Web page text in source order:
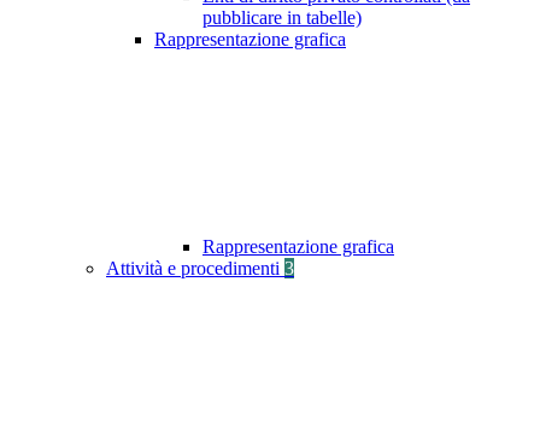
pubblicare in tabelle)
Rappresentazione grafica
Rappresentazione grafica
Attività e procedimenti 3